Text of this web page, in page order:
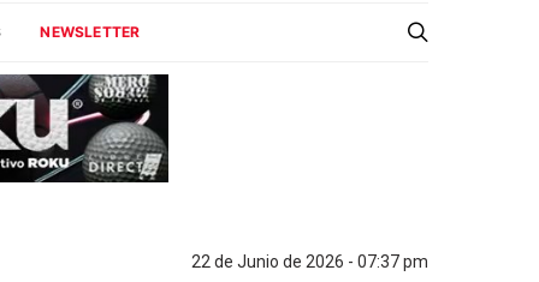
NEWSLETTER
22 de Junio de 2026 - 07:37 pm